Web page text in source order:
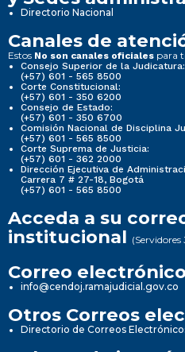
Directorio Nacional
Canales de
Estos No son canales oficiales para
Consejo Superior de la Judicatura:
(+57) 601 - 565 8500
Corte Constitucional:
(+57) 601 - 350 6200
Consejo de Estado:
(+57) 601 - 350 6700
Comisión Nacional de Disciplina
(+57) 601 - 565 8500
Corte Suprema de Justicia:
(+57) 601 - 362 2000
Dirección Ejecutiva de
Carrera 7 # 27-18, Bogotá
(+57) 601 - 565 8500
Acceda a su
institucional (Servidores
Correo
info@cendoj.ramajudicial.gov.co
Otros Correos
Directorio de Correos